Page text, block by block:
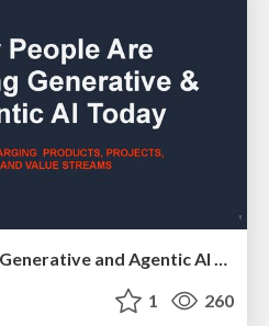
How People are Using Generative and Agentic AI to Supercharge Their Products, Projects, Services and Value Streams Today
1 260